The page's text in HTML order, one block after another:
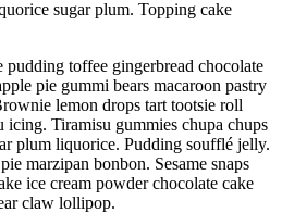
sugar plum. Topping cake
toffee gingerbread chocolate
pie gummi bears macaroon pastry
lemon drops tart tootsie roll
icing. Tiramisu gummies chupa chups
plum liquorice. Pudding soufflé jelly.
marzipan bonbon. Sesame snaps
ice cream powder chocolate cake
claw lollipop.